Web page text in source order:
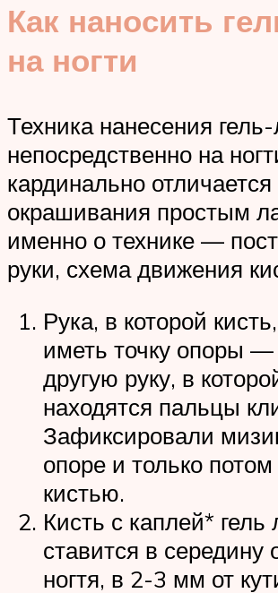
Как наносить
на ногти
Техника нанесения
непосредственно на
кардинально отличается
окрашивания простым
именно о технике —
руки, схема движения
Рука, в которой
иметь точку опоры —
другую руку, в
находятся пальцы
Зафиксировали
опоре и только
кистью.
Кисть с каплей* гель
ставится в середину
ногтя, в 2-3 мм от